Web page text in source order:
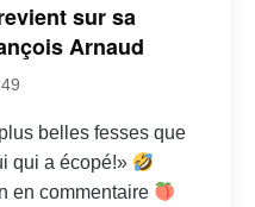
sur sa
Arnaud
belles fesses que
qui a écopé!»
en commentaire